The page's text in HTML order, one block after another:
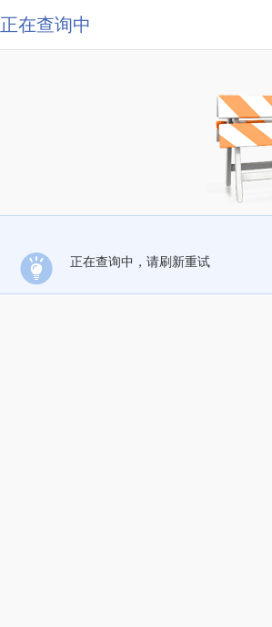
正在查询中
正在查询中，请刷新重试